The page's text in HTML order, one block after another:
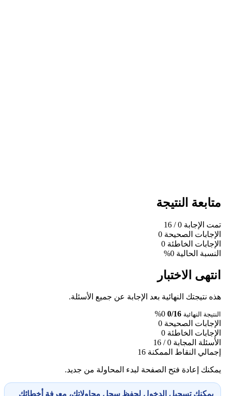
متابعة النتيجة
تمت الإجابة 0
/ 16
الإجابات الصحيحة 0
الإجابات الخاطئة 0
النسبة الحالية 0%
انتهى الاختبار
هذه نتيجتك النهائية بعد الإجابة عن جميع الأسئلة.
النتيجة النهائية 0/16
0%
الإجابات الصحيحة 0
الإجابات الخاطئة 0
الأسئلة المجابة 0 / 16
إجمالي النقاط الممكنة 16
يمكنك إعادة فتح الصفحة لبدء المحاولة من جديد.
يمكنك تسجيل الدخول لحفظ سجل محاولاتك، معرفة أخطائك